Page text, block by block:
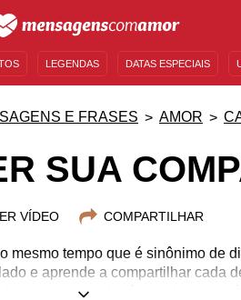
LEGENDAS DATAS ESPECIAIS
E FRASES AMOR
SUA
VÍDEO COMPARTILHAR
mesmo tempo que é sinônimo de
e aprende a compartilhar cada
dentes com alguém pode ser